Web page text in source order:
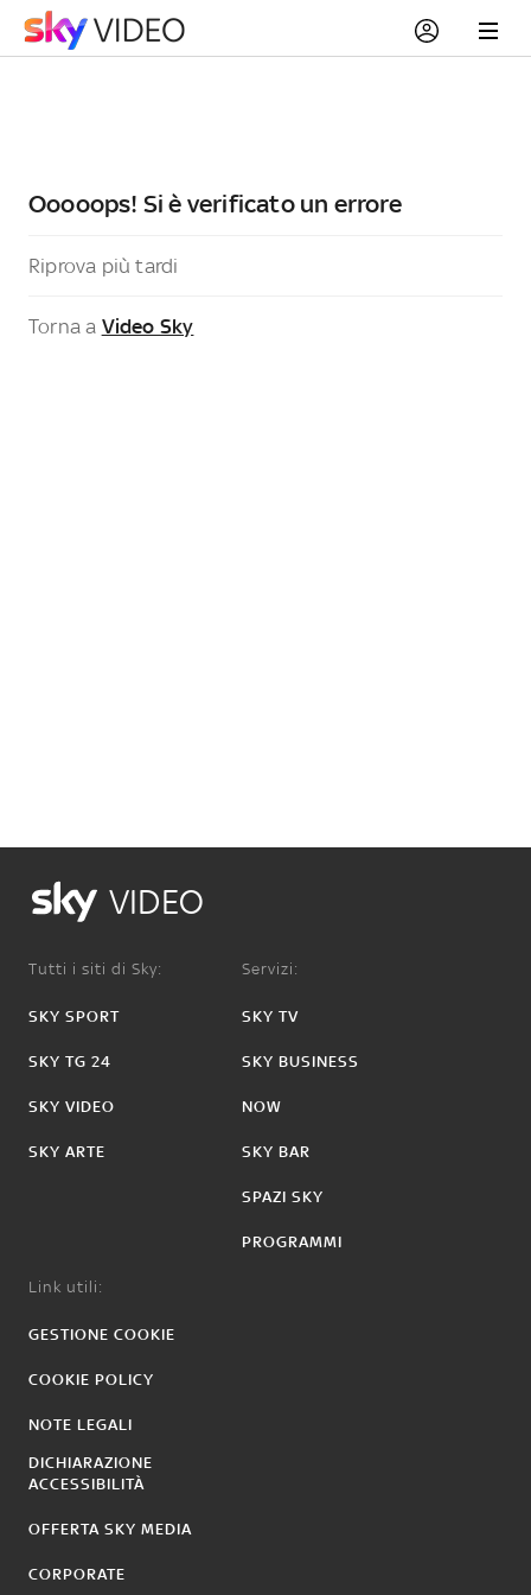
Ooooops! Si è verificato un errore
Riprova più tardi
Torna a Video Sky
VIDEO
Tutti i siti di Sky:
SKY SPORT
SKY TG 24
SKY VIDEO
SKY ARTE
Servizi:
SKY TV
SKY BUSINESS
NOW
SKY BAR
SPAZI SKY
PROGRAMMI
Link utili:
GESTIONE COOKIE
COOKIE POLICY
NOTE LEGALI
DICHIARAZIONE
ACCESSIBILITÀ
OFFERTA SKY MEDIA
CORPORATE